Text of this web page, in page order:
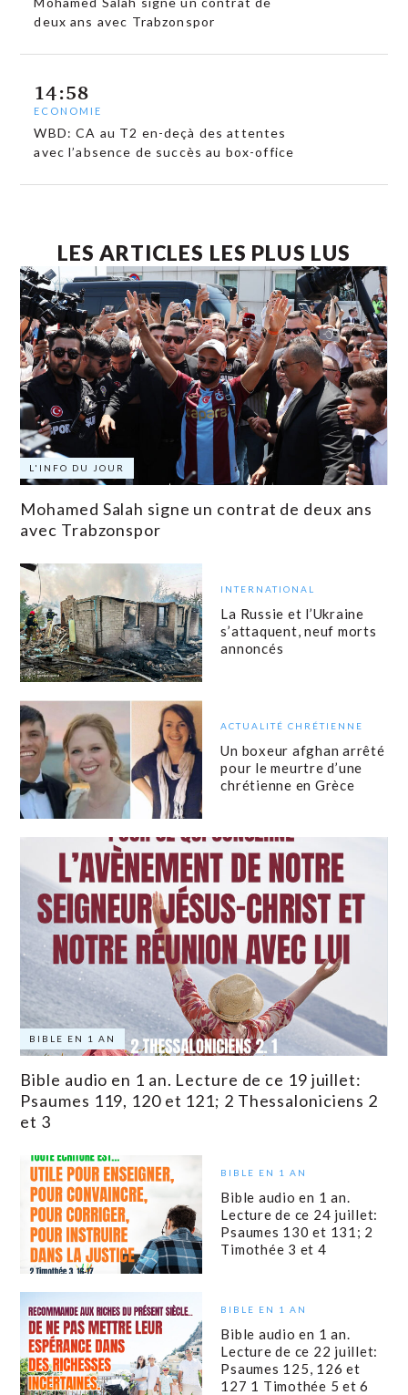
deux ans avec Trabzonspor
14:58
ECONOMIE
WBD: CA au T2 en-deçà des attentes
avec l’absence de succès au box-office
LES ARTICLES LES PLUS LUS
L'INFO DU JOUR
Mohamed Salah signe un contrat de deux ans
avec Trabzonspor
INTERNATIONAL
La Russie et l’Ukraine
s’attaquent, neuf morts
annoncés
ACTUALITÉ CHRÉTIENNE
Un boxeur afghan arrêté
pour le meurtre d’une
chrétienne en Grèce
BIBLE EN 1 AN
Bible audio en 1 an. Lecture de ce 19 juillet:
Psaumes 119, 120 et 121; 2 Thessaloniciens 2
et 3
BIBLE EN 1 AN
Bible audio en 1 an.
Lecture de ce 24 juillet:
Psaumes 130 et 131; 2
Timothée 3 et 4
BIBLE EN 1 AN
Bible audio en 1 an.
Lecture de ce 22 juillet:
Psaumes 125, 126 et
127 1 Timothée 5 et 6